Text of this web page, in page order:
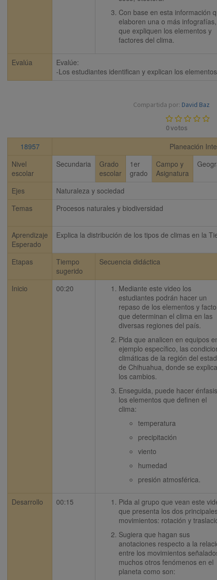
Con base en esta información
elaboren una o más infografías,
que expliquen los elementos y
factores del clima.
Evalúa
Evalúe:
-Los estudiantes identifican y explican los
Compartida por: David Baz
0votos
18957
Planeación
Nivel
escolar
Secundaria
Grado
escolar
1er
grado
Campo y
Asignatura
Ejes
Naturaleza y sociedad
Temas
Procesos naturales y biodiversidad
Aprendizaje
Esperado
Explica la distribución de los tipos de climas en la
Etapas
Tiempo
sugerido
Secuencia didáctica
Inicio 00:20
Mediante este video los
estudiantes podrán hacer un
repaso de los elementos y
que determinan el clima en las
diversas regiones del país.
Pida que analicen en equipos
ejemplo específico, las
climáticas de la región del
de Chihuahua, donde se
los cambios.
Enseguida, puede hacer
los elementos que definen el
clima:
temperatura
precipitación
viento
humedad
presión atmosférica.
Desarrollo 00:15
Pida al grupo que vean este
que presenta los dos
movimientos: rotación y
Sugiera que hagan sus
anotaciones respecto a la
entre los movimientos
muchos otros fenómenos en el
planeta como son: